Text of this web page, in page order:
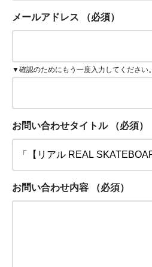
メールアドレス （必須）
▼確認のためにもう一度入力してください。
お問い合わせタイトル （必須）
お問い合わせ内容 （必須）